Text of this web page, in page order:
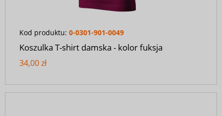
Kod produktu: 0-0301-901-0049
Koszulka T-shirt damska - kolor fuksja
34,00 zł